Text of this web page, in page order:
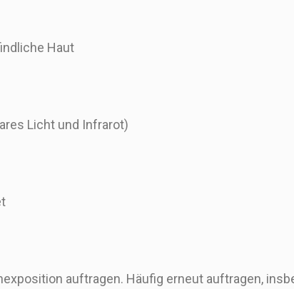
Haut
Licht und Infrarot)
auftragen. Häufig erneut auftragen,